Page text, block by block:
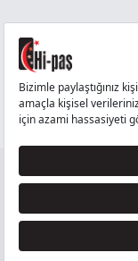
Alaaddinbey Mah. Ayfatma
Sam.3 Plaza B Blok
TÜRKİYE
TELEFON
TÜM HAKLARI Hİ-PAŞ
Tedarikçi ve İş Ortakları